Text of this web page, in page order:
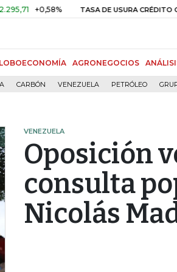
+0,58% TASA DE USURA CRÉDITO
AGRONEGOCIOS
CARBÓN VENEZUELA PETRÓLEO
VENEZUELA
Oposición
consulta
Nicolás